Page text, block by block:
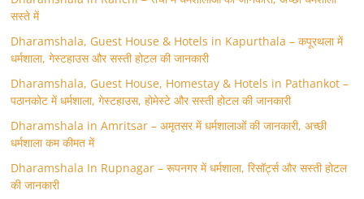
सस्ते में
Dharamshala, Guest House & Hotels in Kapurthala – कपूरथला में
धर्मशाला, गेस्टहाउस और सस्ती होटल की जानकारी
Dharamshala, Guest House, Homestay & Hotels in Pathankot –
पठानकोट में धर्मशाला, गेस्टहाउस, होमेस्टे और सस्ती होटल की जानकारी
Dharamshala in Amritsar – अमृतसर में धर्मशालाओं की जानकारी, अच्छी
धर्मशाला कम कीमत में
Dharamshala In Rupnagar – रूपनगर में धर्मशाला, रिसॉर्ट्स और सस्ती होटल
की जानकारी